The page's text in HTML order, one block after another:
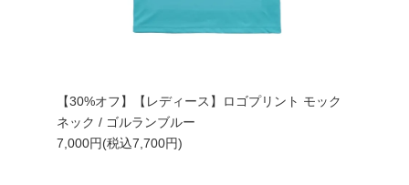
【30%オフ】【レディース】ロゴプリント モック
ネック / ゴルランブルー
7,000円(税込7,700円)